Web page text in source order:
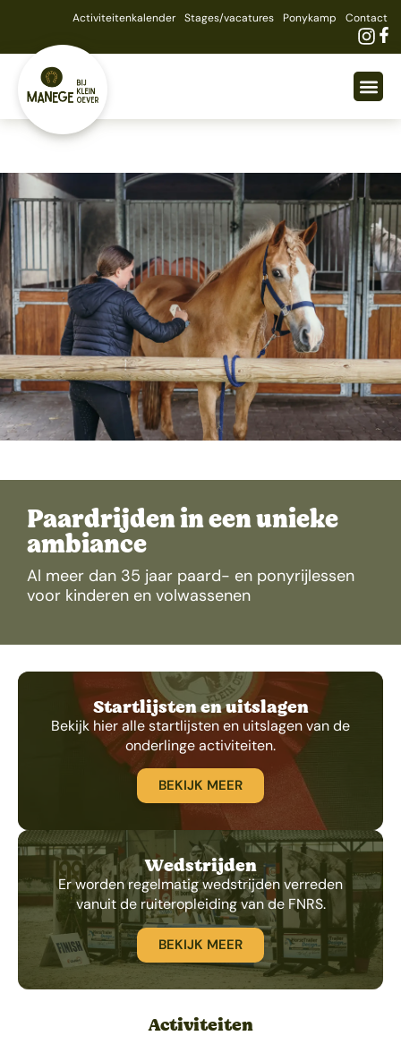
Activiteitenkalender Stages/vacatures Ponykamp Contact
Paardrijden in een unieke
ambiance
Al meer dan 35 jaar paard- en ponyrijlessen
voor kinderen en volwassenen
Activiteiten
Startlijsten en uitslagen
Bekijk hier alle startlijsten en uitslagen van de
onderlinge activiteiten.
BEKIJK MEER
Wedstrijden
Er worden regelmatig wedstrijden verreden
vanuit de ruiteropleiding van de FNRS.
BEKIJK MEER